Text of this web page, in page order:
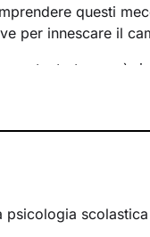
questi
per innescare il
per tanto tempo è
passo
psicologia